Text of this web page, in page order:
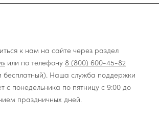
к нам на сайте через раздел
или по телефону 8 (800) 600-45-82
бесплатный). Наша служба поддержки
с понедельника по пятницу с 9:00 до
праздничных дней.